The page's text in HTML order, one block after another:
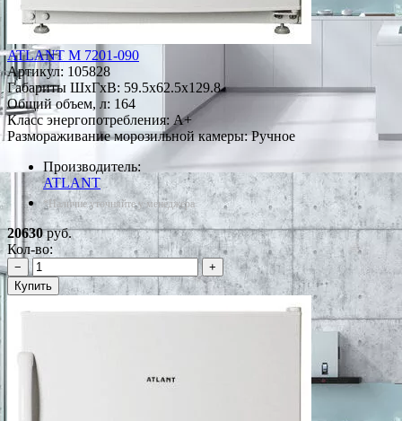
ATLANT М 7201-090
Артикул: 105828
Габариты ШxГxВ: 59.5x62.5x129.8
Общий объем, л: 164
Класс энергопотребления: A+
Размораживание морозильной камеры: Ручное
Производитель:
ATLANT
*Наличие уточняйте у менеджера
20630руб.
Кол-во:
−
+
Купить